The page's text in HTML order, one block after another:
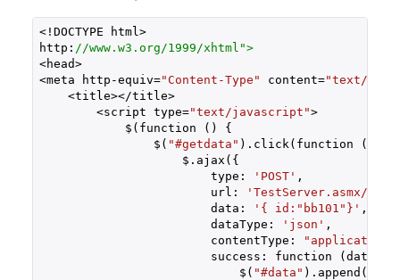
<!DOCTYPE html>
http: //www.w3.org/1999/xhtml">
<head>
<meta http-equiv="Content-Type" content="text/
    <title></title>
        <script type=
"text/javascript">
            $(function () {
                $(
"#getdata" ).click(function () {
                    $.ajax({
                        type:
'POST' ,
                        url:
'TestServer.asmx/
                        data:
'{ id:"bb101"}' ,
                        dataType:
'json' ,
                        contentType:
"application/
                        success: function (data) {
                            $(
"#data"